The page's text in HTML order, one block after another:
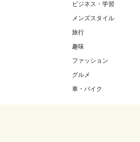
ビジネス・学習
メンズスタイル
旅行
趣味
ファッション
グルメ
車・バイク